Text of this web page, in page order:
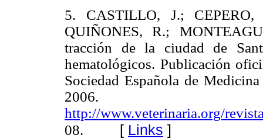
5. CASTILLO, J.;
QUIÑONES, R.;
tracción de la ciudad de
hematológicos. Publicación
Sociedad Española de
2006.
http://www.veterinaria.org/
08.
[ Links ]